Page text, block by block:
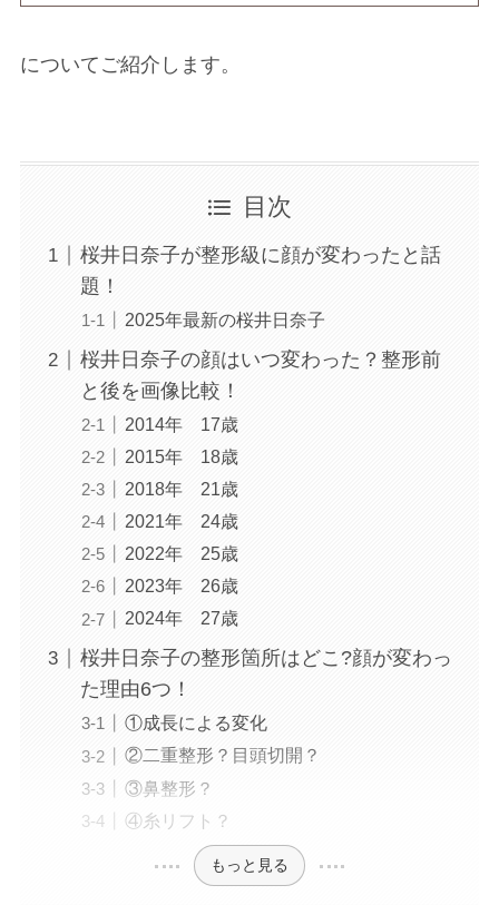
についてご紹介します。
目次
桜井日奈子が整形級に顔が変わったと話
題！
2025年最新の桜井日奈子
桜井日奈子の顔はいつ変わった？整形前
と後を画像比較！
2014年 17歳
2015年 18歳
2018年 21歳
2021年 24歳
2022年 25歳
2023年 26歳
2024年 27歳
桜井日奈子の整形箇所はどこ?顔が変わっ
た理由6つ！
①成長による変化
②二重整形？目頭切開？
③鼻整形？
④糸リフト？
もっと見る